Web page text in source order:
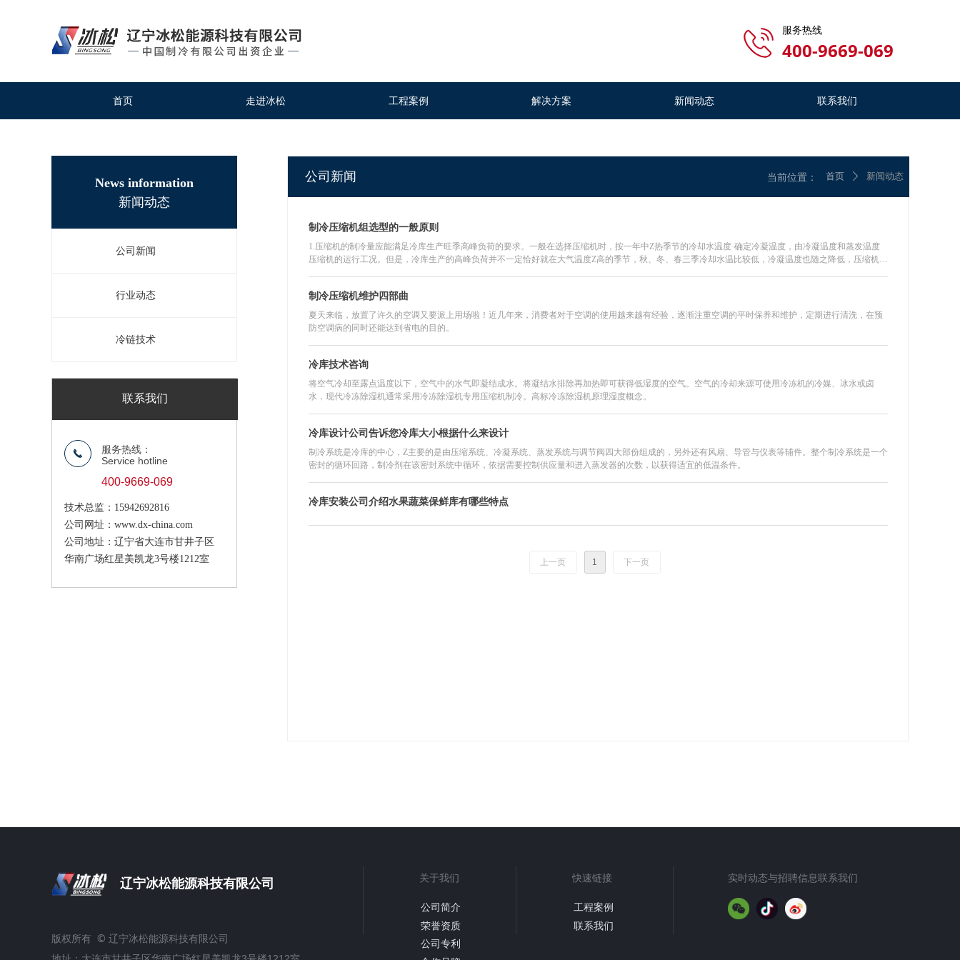
服务热线
400-9669-069
首页 走进冰松 工程案例 解决方案 新闻动态 联系我们
News information
新闻动态
公司新闻 当前位置： 首页 ꄲ 新闻动态
制冷压缩机组选型的一般原则
1.压缩机的制冷量应能满足冷库生产旺季高峰负荷的要求。一般在选择压缩机时，按一年中Z热季节的冷却水温度·确定冷凝温度，由冷凝温度和蒸发温度
压缩机的运行工况。但是，冷库生产的高峰负荷并不一定恰好就在大气温度Z高的季节，秋、冬、春三季冷却水温比较低，冷凝温度也随之降低，压缩机的
制冷压缩机维护四部曲
夏天来临，放置了许久的空调又要派上用场啦！近几年来，消费者对于空调的使用越来越有经验，逐渐注重空调的平时保养和维护，定期进行清洗，在预
防空调病的同时还能达到省电的目的。
冷库技术咨询​
将空气冷却至露点温度以下，空气中的水气即凝结成水。将凝结水排除再加热即可获得低湿度的空气。空气的冷却来源可使用冷冻机的冷媒、冰水或卤
水，现代冷冻除湿机通常采用冷冻除湿机专用压缩机制冷。高标冷冻除湿机原理湿度概念。
冷库设计公司告诉您冷库大小根据什么来设计
制冷系统是冷库的中心，Z主要的是由压缩系统、冷凝系统、蒸发系统与调节阀四大部份组成的，另外还有风扇、导管与仪表等辅件。整个制冷系统是一个
密封的循环回路，制冷剂在该密封系统中循环，依据需要控制供应量和进入蒸发器的次数，以获得适宜的低温条件。
冷库安装公司介绍水果蔬菜保鲜库有哪些特点
上一页 1 下一页
公司新闻
行业动态
冷链技术
联系我们
끅
服务热线：
Service hotline
400-9669-069
技术总监：15942692816
公司网址：www.dx-china.com
公司地址：辽宁省大连市甘井子区
华南广场红星美凯龙3号楼1212室
辽宁冰松能源科技有限公司 关于我们
公司简介
荣誉资质
公司专利
快速链接
工程案例
联系我们
实时动态与招聘信息联系我们
版权所有 © 辽宁冰松能源科技有限公司